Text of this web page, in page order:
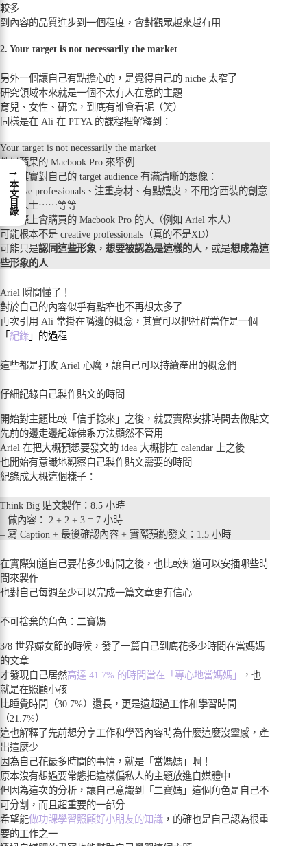
較多
到內容的品質進步到一個程度，會對觀眾越來越有用
2. Your target is not necessarily the market
另外一個讓自己有點擔心的，是覺得自己的 niche 太窄了
研究領域本來就是一個不太有人在意的主題
育兒、女性、研究，到底有誰會看呢（笑）
同樣是在 Ali 在 PTYA 的課程裡解釋到：
Your target is not necessarily the market
他以蘋果的 Macbook Pro 來舉例
蘋果其實對自己的 target audience 有滿清晰的想像：
Creative professionals、注重身材、有點嬉皮，不用穿西裝的創意
上班人士⋯⋯等等
但實際上會購買的 Macbook Pro 的人（例如 Ariel 本人）
可能根本不是 creative professionals（真的不是XD）
可能只是認同這些形象 ， 想要被認為是這樣的人，或是想成為這
些形象的人
Ariel 瞬間懂了！
對於自己的內容似乎有點窄也不再想太多了
再次引用 Ali 常掛在嘴邊的概念，其實可以把社群當作是一個
「 紀錄 」的過程
這些都是打敗 Ariel 心魔，讓自己可以持續產出的概念們
仔細紀錄自己製作貼文的時間
開始對主題比較「信手捻來」之後，就要實際安排時間去做貼文
先前的邊走邊紀錄佛系方法顯然不管用
Ariel 在把大概預想要發文的 idea 大概排在 calendar 上之後
也開始有意識地觀察自己製作貼文需要的時間
紀錄成大概這個樣子：
Think Big 貼文製作：8.5 小時
– 做內容： 2 + 2 + 3 = 7 小時
– 寫 Caption + 最後確認內容 + 實際預約發文：1.5 小時
在實際知道自己要花多少時間之後，也比較知道可以安插哪些時
間來製作
也對自己每週至少可以完成一篇文章更有信心
不可捨棄的角色：二寶媽
3/8 世界婦女節的時候，發了一篇自己到底花多少時間在當媽媽
的文章
才發現自己居然高達 41.7% 的時間當在「專心地當媽媽」
，也
就是在照顧小孩
比睡覺時間（30.7%）還長，更是遠超過工作和學習時間
（21.7%）
這也解釋了先前想分享工作和學習內容時為什麼這麼沒靈感，產
出這麼少
因為自己花最多時間的事情，就是「當媽媽」啊！
原本沒有想過要常態把這樣偏私人的主題放進自媒體中
但因為這次的分析，讓自己意識到「二寶媽」這個角色是自己不
可分割，而且超重要的一部分
希望能做功課學習照顧好小朋友的知識 ，的確也是自己認為很重
要的工作之一
→
本文目錄